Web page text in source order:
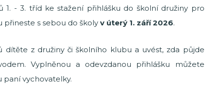
- 3. tříd ke stažení přihlášku do školní družiny pro
přineste s sebou do školy v úterý 1. září 2026.
dítěte z družiny či školního klubu a uvést, zda půjde
Vyplněnou a odevzdanou přihlášku můžete
paní vychovatelky.